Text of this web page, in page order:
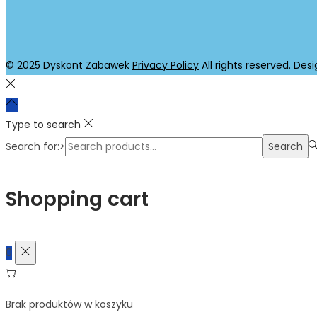
© 2025 Dyskont Zabawek Privacy Policy All rights reserved.
Type to search
Search for:>
Search
Shopping cart
0
Brak produktów w koszyku